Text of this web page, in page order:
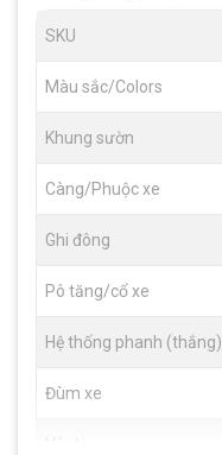
SKU
Màu sắc/Colors
Khung sườn
Càng/Phuộc xe
Ghi đông
Pô tăng/cổ xe
Hệ thống phanh (thắng)
Đùm xe